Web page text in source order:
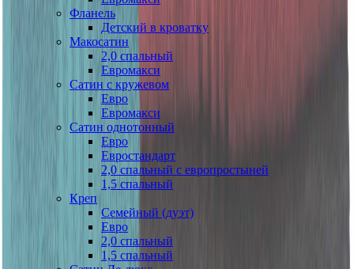
Фланель
Детский в кроватку
Макосатин
2,0 спальный
Евромакси
Сатин с кружевом
Евро
Евромакси
Сатин однотонный
Евро
Евростандарт
2,0 спальный с европростыней
1,5 спальный
Креп
Семейный (дуэт)
Евро
2,0 спальный
1,5 спальный